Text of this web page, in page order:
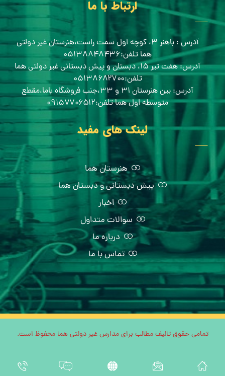
ارتباط با ما
آدرس : باهنر ۳، کوچه اول سمت راست،هنرستان غیر دولتی
هما تلفن:۰۵۱۳۸۸۴۸۴۳۶
آدرس: هفت تیر ۱۵، دبستان و پیش دبستانی غیر دولتی هما
تلفن:۰۵۱۳۸۶۸۲۷۰۰
آدرس: بین هنرستان ۳۱ و ۳۳،جنب فروشگاه باما،مقطع
متوسطه اول هما تلفن:۰۹۱۵۷۷۰۶۵۱۲
لینک های مفید
هنرستان هما
پیش دبستانی و دبستان هما
اخبار
سوالات متداول
درباره ما
تماس با ما
تمامی حقوق تالیف مطالب برای مدارس غیر دولتی هما محفوظ است.